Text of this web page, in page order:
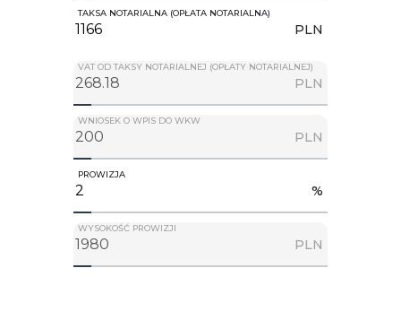
TAKSA NOTARIALNA (OPŁATA NOTARIALNA)
PLN
VAT OD TAKSY NOTARIALNEJ (OPŁATY NOTARIALNEJ)
PLN
WNIOSEK O WPIS DO WKW
PLN
PROWIZJA
%
WYSOKOŚĆ PROWIZJI
PLN